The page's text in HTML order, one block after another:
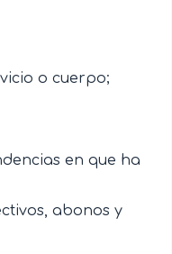
o cuerpo;
en que ha
abonos y